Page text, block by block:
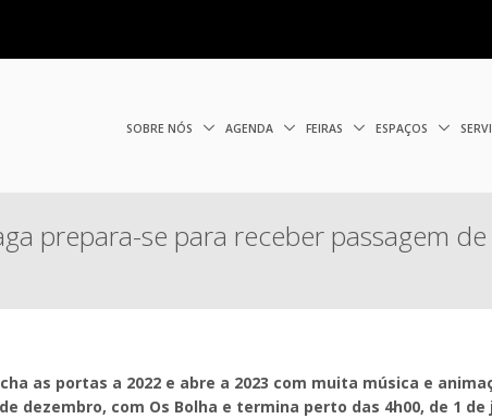
SOBRE NÓS AGENDA FEIRAS ESPAÇOS
prepara-se para receber passagem
as portas a 2022 e abre a 2023 com muita música e
dezembro, com Os Bolha e termina perto das 4h00, de 1